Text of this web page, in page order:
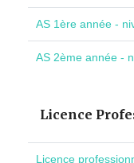
AS 1ère année -
AS 2ème année -
Licence
Licence